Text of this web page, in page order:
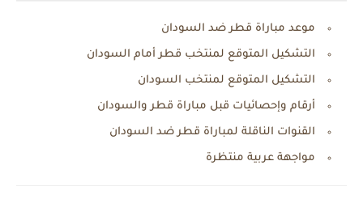
موعد مباراة قطر ضد السودان
التشكيل المتوقع لمنتخب قطر أمام السودان
التشكيل المتوقع لمنتخب السودان
أرقام وإحصائيات قبل مباراة قطر والسودان
القنوات الناقلة لمباراة قطر ضد السودان
مواجهة عربية منتظرة